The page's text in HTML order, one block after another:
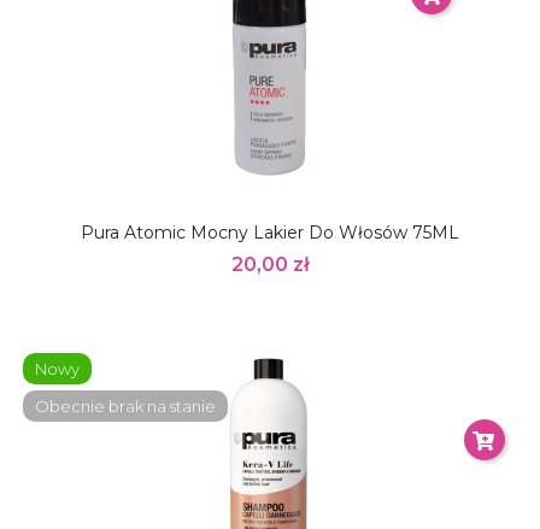
Pura Atomic Mocny Lakier Do Włosów 75ML
20,00 zł
Nowy
Obecnie brak na stanie